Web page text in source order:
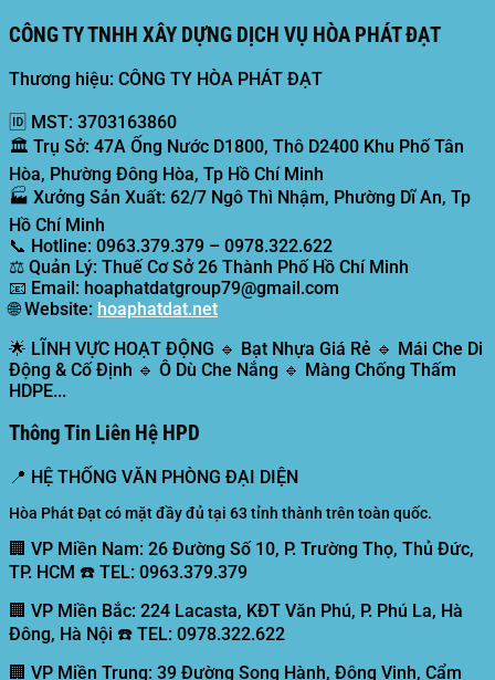
CÔNG TY TNHH XÂY DỰNG DỊCH VỤ HÒA PHÁT ĐẠT
Thương hiệu: CÔNG TY HÒA PHÁT ĐẠT
🆔 MST: 3703163860
🏛️ Trụ Sở: 47A Ống Nước D1800, Thô D2400 Khu Phố Tân
Hòa, Phường Đông Hòa, Tp Hồ Chí Minh
🏭 Xưởng Sản Xuất: 62/7 Ngô Thì Nhậm, Phường Dĩ An, Tp
Hồ Chí Minh
📞 Hotline: 0963.379.379 – 0978.322.622
⚖️ Quản Lý: Thuế Cơ Sở 26 Thành Phố Hồ Chí Minh
📧 Email: hoaphatdatgroup79@gmail.com
🌐Website: hoaphatdat.net
🌟 LĨNH VỰC HOẠT ĐỘNG 🔹 Bạt Nhựa Giá Rẻ 🔹 Mái Che Di
Động & Cố Định 🔹 Ô Dù Che Nắng 🔹 Màng Chống Thấm
HDPE...
Thông Tin Liên Hệ HPD
📍 HỆ THỐNG VĂN PHÒNG ĐẠI DIỆN
Hòa Phát Đạt có mặt đầy đủ tại 63 tỉnh thành trên toàn quốc.
🏢 VP Miền Nam: 26 Đường Số 10, P. Trường Thọ, Thủ Đức,
TP. HCM ☎️ TEL: 0963.379.379
🏢 VP Miền Bắc: 224 Lacasta, KĐT Văn Phú, P. Phú La, Hà
Đông, Hà Nội ☎️ TEL: 0978.322.622
🏢 VP Miền Trung: 39 Đường Song Hành, Đông Vịnh, Cẩm